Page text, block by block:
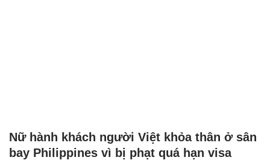
Nữ hành khách người Việt khỏa thân ở sân
bay Philippines vì bị phạt quá hạn visa